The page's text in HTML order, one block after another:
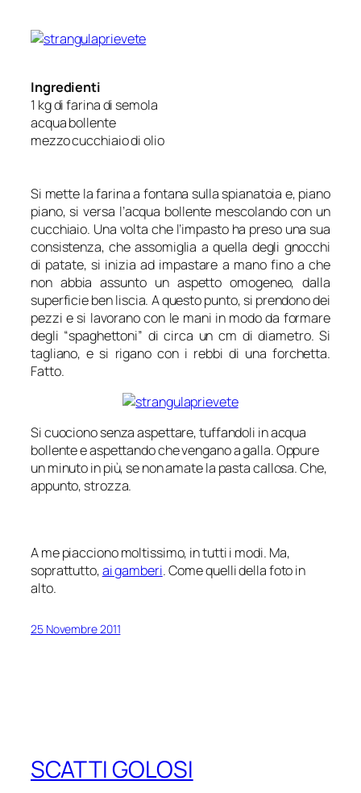
Ingredienti
1 kg di farina di semola
acqua bollente
mezzo cucchiaio di olio
Si mette la farina a fontana sulla spianatoia e, piano
piano, si versa l’acqua bollente mescolando con un
cucchiaio. Una volta che l’impasto ha preso una sua
consistenza, che assomiglia a quella degli gnocchi
di patate, si inizia ad impastare a mano fino a che
non abbia assunto un aspetto omogeneo, dalla
superficie ben liscia. A questo punto, si prendono dei
pezzi e si lavorano con le mani in modo da formare
degli “spaghettoni” di circa un cm di diametro. Si
tagliano, e si rigano con i rebbi di una forchetta.
Fatto.
Si cuociono senza aspettare, tuffandoli in acqua
bollente e aspettando che vengano a galla. Oppure
un minuto in più, se non amate la pasta callosa. Che,
appunto, strozza.
A me piacciono moltissimo, in tutti i modi. Ma,
soprattutto,ai gamberi. Come quelli della foto in
alto.
25 Novembre 2011
SCATTI GOLOSI